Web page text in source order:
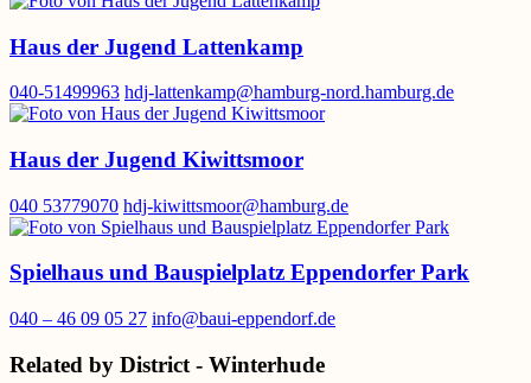
Haus der Jugend Lattenkamp
040-51499963 hdj-lattenkamp@hamburg-nord.hamburg.de
Haus der Jugend Kiwittsmoor
040 53779070 hdj-kiwittsmoor@hamburg.de
Spielhaus und Bauspielplatz Eppendorfer Park
040 – 46 09 05 27 info@baui-eppendorf.de
Related by District - Winterhude